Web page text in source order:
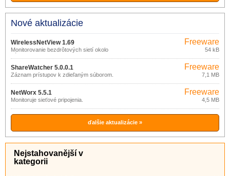
Nové aktualizácie
WirelessNetView 1.69
Monitorovanie bezdrôtových sietí okolo
vás.
Freeware
54 kB
ShareWatcher 5.0.0.1
Záznam prístupov k zdieľaným súborom.
Freeware
7,1 MB
NetWorx 5.5.1
Monitoruje sieťové pripojenia.
Freeware
4,5 MB
ďalšie aktualizácie »
Nejstahovanější v
kategorii